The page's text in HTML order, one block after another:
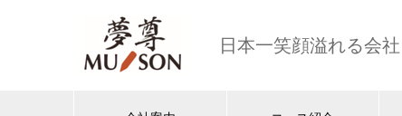
日本一笑顔溢れる会